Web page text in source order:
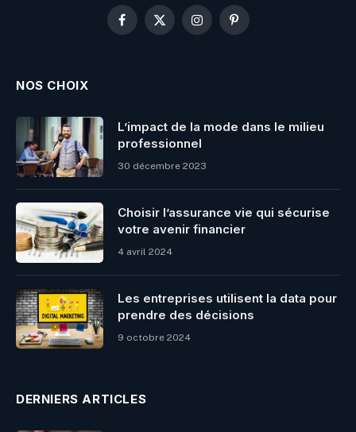
Facebook
X
InstagramPinterest
NOS CHOIX
L’impact de la mode dans le milieu
professionnel
30 décembre 2023
Choisir l’assurance vie qui sécurise
votre avenir financier
4 avril 2024
Les entreprises utilisent la data pour
prendre des décisions
9 octobre 2024
DERNIERS ARTICLES